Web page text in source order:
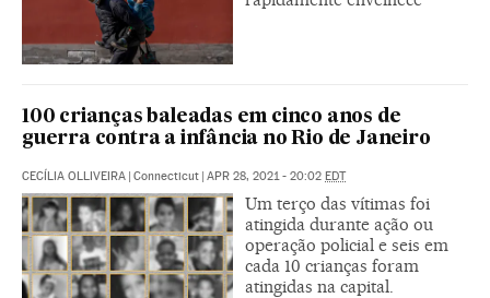
100 crianças baleadas em cinco anos de
guerra contra a infância no Rio de Janeiro
CECÍLIA OLLIVEIRA | Connecticut | APR 28, 2021 - 20:02 EDT
Um terço das vítimas foi
atingida durante ação ou
operação policial e seis em
cada 10 crianças foram
atingidas na capital.